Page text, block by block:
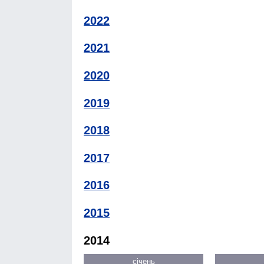
2022
2021
2020
2019
2018
2017
2016
2015
2014
січень